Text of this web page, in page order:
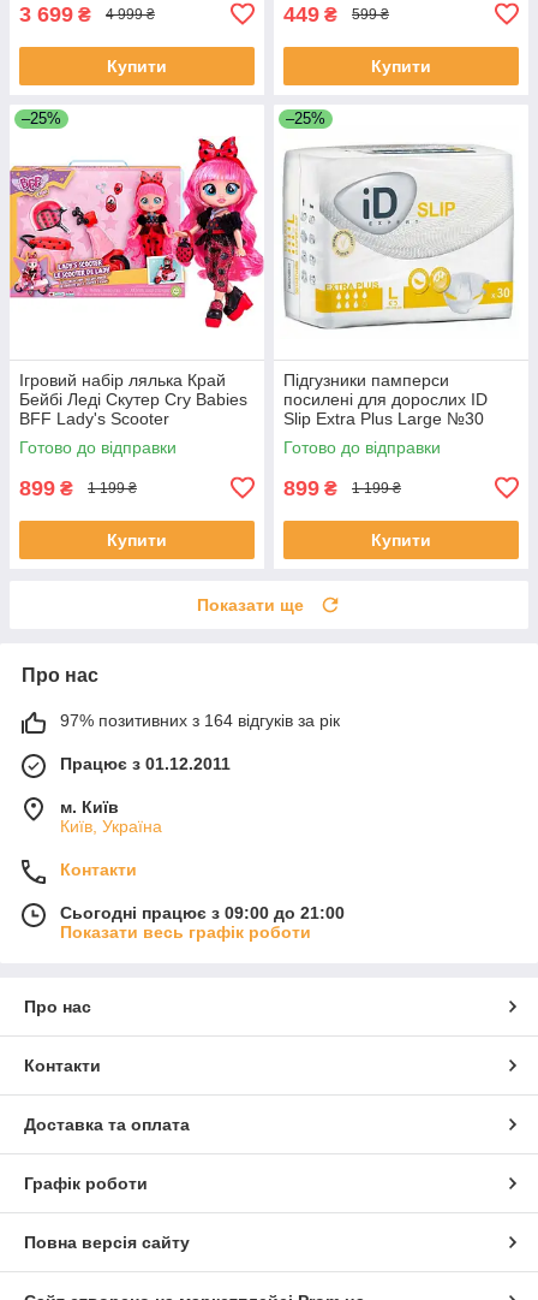
3 699 ₴ 4 999 ₴
Купити
449 ₴ 599 ₴
Купити
–25%
Ігровий набір лялька Край
Бейбі Леді Скутер Cry Babies
BFF Lady's Scooter
Готово до відправки
899 ₴ 1 199 ₴
Купити
–25%
Підгузники памперси
посилені для дорослих ID
Slip Extra Plus Large №30
розмір L 115см-155 см
Готово до відправки
899 ₴ 1 199 ₴
Купити
Показати ще
Про нас
97% позитивних з 164 відгуків за рік
Працює з 01.12.2011
м. Київ
Київ, Україна
Контакти
Сьогодні працює з 09:00 до 21:00
Показати весь графік роботи
Про нас
Контакти
Доставка та оплата
Графік роботи
Повна версія сайту